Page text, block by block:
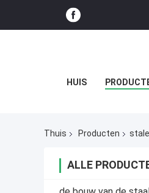
HUIS
Thuis Producten
ALLE